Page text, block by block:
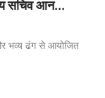
सचिव आन...
भव्य ढंग से आयोजित